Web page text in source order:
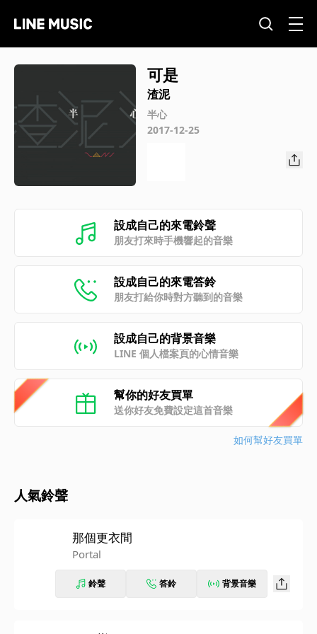
可是
渣泥
半心
2017-12-25
設成自己的來電鈴聲
朋友打來時手機響起的音樂
設成自己的來電答鈴
朋友打給你時對方聽到的音樂
設成自己的背景音樂
LINE 個人檔案頁的心情音樂
幫你的好友買單
送你好友免費設定這首音樂
如何幫好友買單
人氣鈴聲
那個更衣間
Portal
鈴聲 答鈴 背景音樂